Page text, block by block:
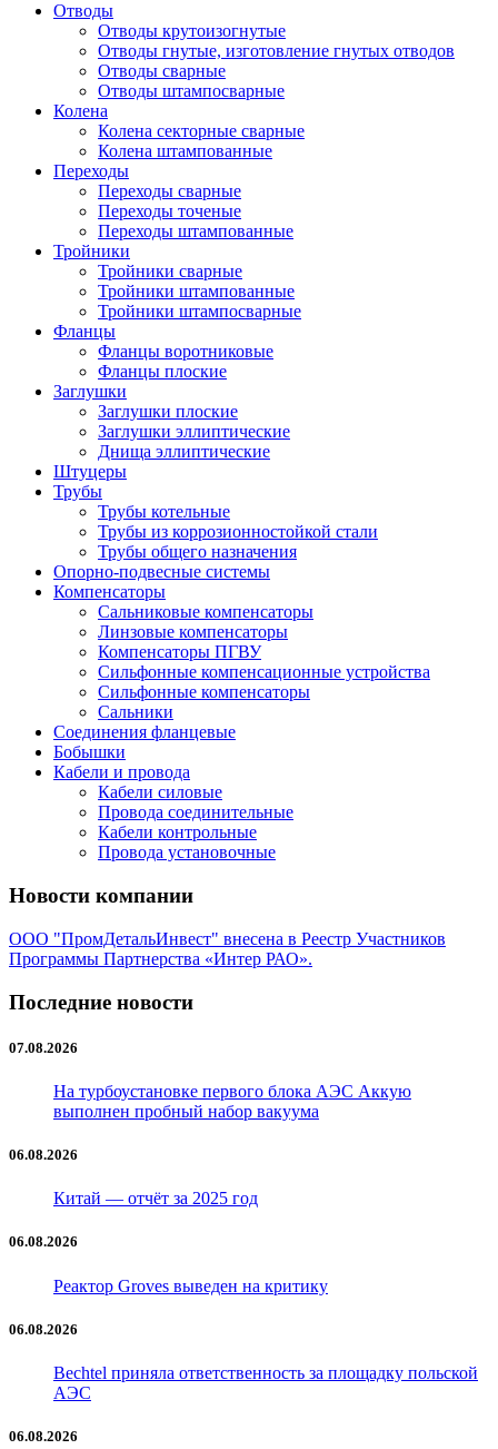
Отводы
Отводы крутоизогнутые
Отводы гнутые, изготовление гнутых отводов
Отводы сварные
Отводы штампосварные
Колена
Колена секторные сварные
Колена штампованные
Переходы
Переходы сварные
Переходы точеные
Переходы штампованные
Тройники
Тройники сварные
Тройники штампованные
Тройники штампосварные
Фланцы
Фланцы воротниковые
Фланцы плоские
Заглушки
Заглушки плоские
Заглушки эллиптические
Днища эллиптические
Штуцеры
Трубы
Трубы котельные
Трубы из коррозионностойкой стали
Трубы общего назначения
Опорно-подвесные системы
Компенсаторы
Сальниковые компенсаторы
Линзовые компенсаторы
Компенсаторы ПГВУ
Сильфонные компенсационные устройства
Сильфонные компенсаторы
Сальники
Соединения фланцевые
Бобышки
Кабели и провода
Кабели силовые
Провода соединительные
Кабели контрольные
Провода установочные
Новости компании
ООО "ПромДетальИнвест" внесена в Реестр Участников
Программы Партнерства «Интер РАО».
Последние новости
07.08.2026
На турбоустановке первого блока АЭС Аккую
выполнен пробный набор вакуума
06.08.2026
Китай — отчёт за 2025 год
06.08.2026
Реактор Groves выведен на критику
06.08.2026
Bechtel приняла ответственность за площадку польской
АЭС
06.08.2026